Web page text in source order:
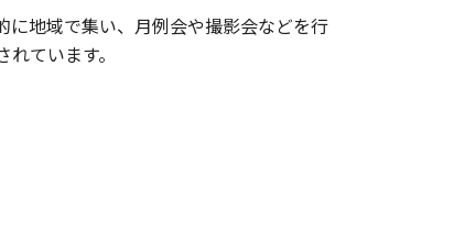
地域で集い、月例会や撮影会などを行
ています。